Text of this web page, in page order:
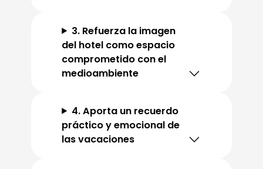
3. Refuerza la imagen
del hotel como espacio
comprometido con el
medioambiente
4. Aporta un recuerdo
práctico y emocional de
las vacaciones